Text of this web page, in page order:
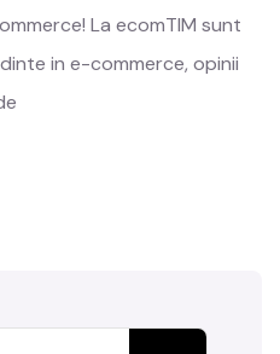
La ecomTIM sunt
in e-commerce, opinii